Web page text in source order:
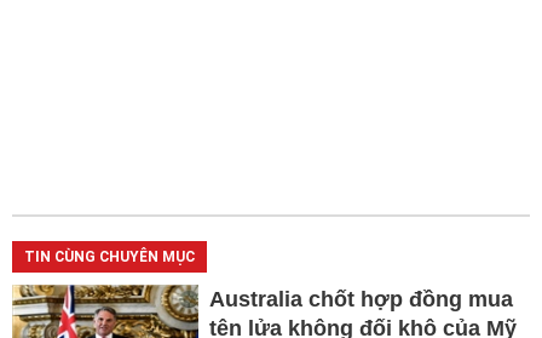
TIN CÙNG CHUYÊN MỤC
Australia chốt hợp đồng mua
tên lửa không đối khô của Mỹ